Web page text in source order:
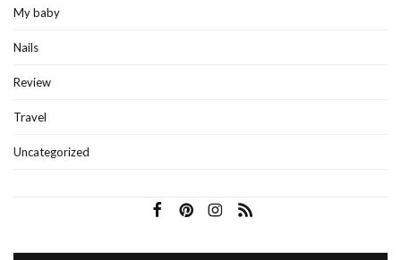
My baby
Nails
Review
Travel
Uncategorized